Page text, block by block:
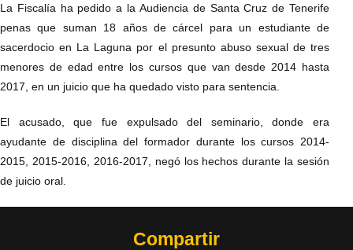
La Fiscalía ha pedido a la Audiencia de Santa Cruz de Tenerife
penas que suman 18 años de cárcel para un estudiante de
sacerdocio en La Laguna por el presunto abuso sexual de tres
menores de edad entre los cursos que van desde 2014 hasta
2017, en un juicio que ha quedado visto para sentencia.
El acusado, que fue expulsado del seminario, donde era
ayudante de disciplina del formador durante los cursos 2014-
2015, 2015-2016, 2016-2017, negó los hechos durante la sesión
de juicio oral.
Compartir